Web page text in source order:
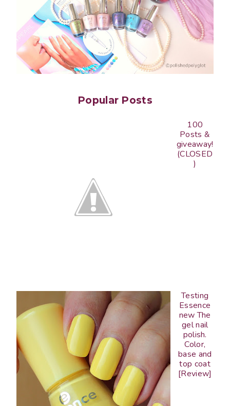
Popular Posts
100
Posts &
giveaway!
(CLOSED
)
Testing
Essence
new The
gel nail
polish.
Color,
base and
top coat
[Review]